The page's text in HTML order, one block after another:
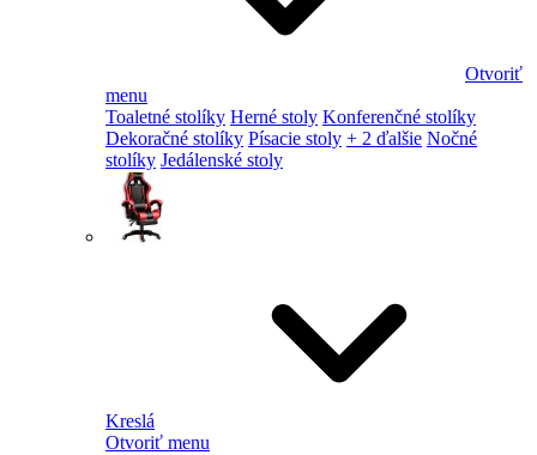
Otvoriť
menu
Toaletné stolíky Herné stoly Konferenčné stolíky
Dekoračné stolíky Písacie stoly + 2 ďalšie Nočné
stolíky Jedálenské stoly
Kreslá
Otvoriť menu